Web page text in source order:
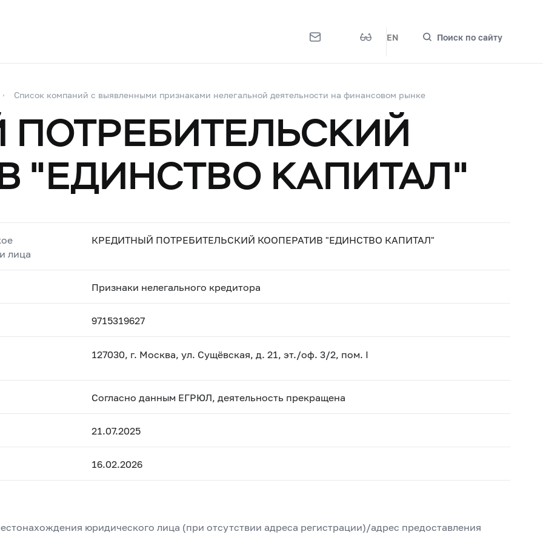
EN Поиск по сайту
Список компаний с выявленными признаками нелегальной деятельности на финансовом рынке
"ЕДИНСТВО КАПИТАЛ"
лица
КРЕДИТНЫЙ ПОТРЕБИТЕЛЬСКИЙ КООПЕРАТИВ "ЕДИНСТВО КАПИТАЛ"
Признаки нелегального кредитора
9715319627
127030, г. Москва, ул. Сущёвская, д. 21, эт./оф. 3/2, пом. I
Согласно данным ЕГРЮЛ, деятельность прекращена
21.07.2025
16.02.2026
юридического лица (при отсутствии адреса регистрации)/адрес предоставления